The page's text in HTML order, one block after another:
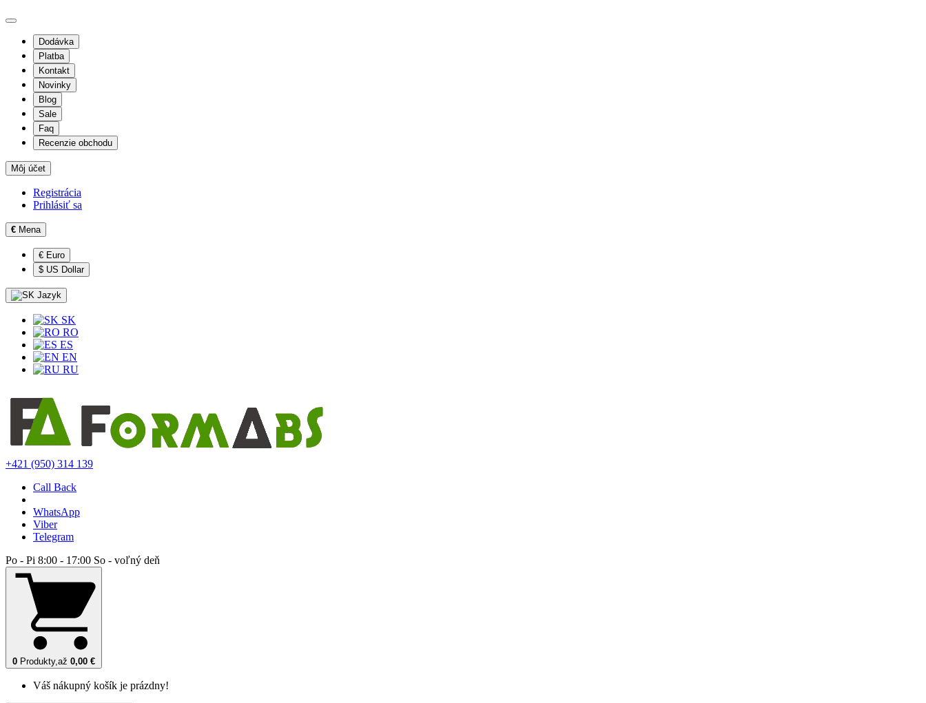
Dodávka
Platba
Kontakt
Novinky
Blog
Sale
Faq
Recenzie obchodu
Môj účet
Registrácia
Prihlásiť sa
€ Mena
€ Euro
$ US Dollar
Jazyk
SK
RO
ES
EN
RU
+421 (950) 314 139
Call Back
WhatsApp
Viber
Telegram
Po - Pi 8:00 - 17:00 So - voľný deň
0 Produkty,až 0,00 €
Váš nákupný košík je prázdny!